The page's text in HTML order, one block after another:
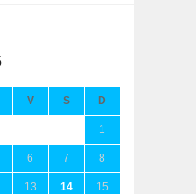
V S D
1
6 7 8
13 14 15